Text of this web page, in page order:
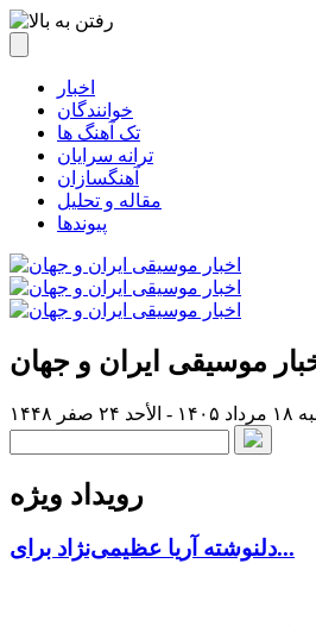
اخبار
خوانندگان
تک آهنگ ها
ترانه سرایان
آهنگسازان
مقاله و تحلیل
پیوندها
موسیقی ایران و جهان
صفر ۱۴۴۸
رویداد ویژه
دلنوشته آریا عظیمی‌نژاد برای...